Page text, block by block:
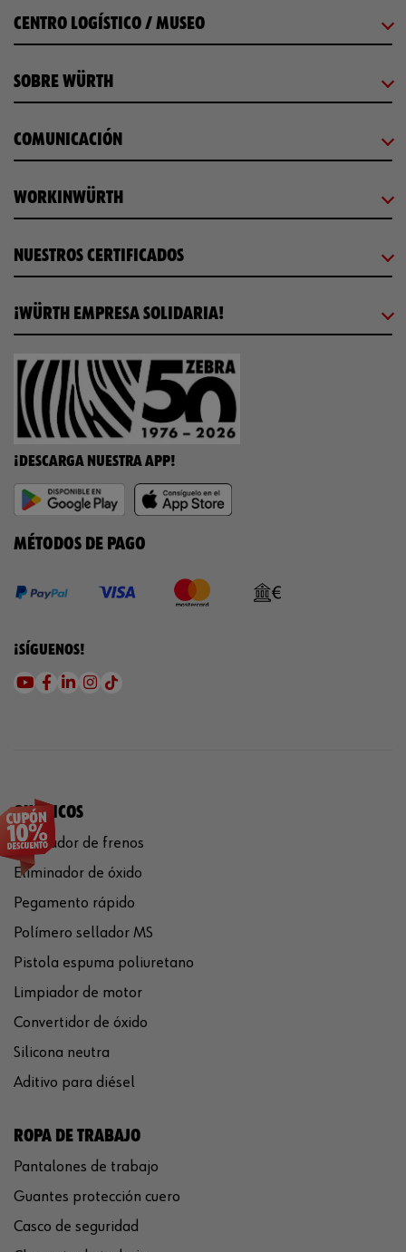
CENTRO LOGÍSTICO / MUSEO
SOBRE WÜRTH
COMUNICACIÓN
WORKINWÜRTH
NUESTROS CERTIFICADOS
¡WÜRTH EMPRESA SOLIDARIA!
¡DESCARGA NUESTRA APP!
MÉTODOS DE PAGO
¡SÍGUENOS!
QUÍMICOS
Limpiador de frenos
Eliminador de óxido
Pegamento rápido
Polímero sellador MS
Pistola espuma poliuretano
Limpiador de motor
Convertidor de óxido
Silicona neutra
Aditivo para diésel
ROPA DE TRABAJO
Pantalones de trabajo
Guantes protección cuero
Casco de seguridad